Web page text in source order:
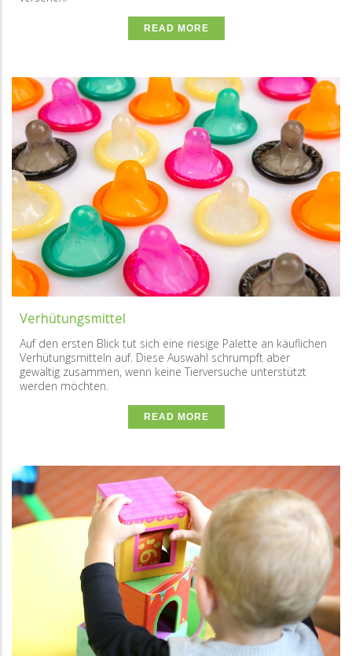
READ MORE
Verhütungsmittel
Auf den ersten Blick tut sich eine riesige Palette an käuflichen
Verhütungsmitteln auf. Diese Auswahl schrumpft aber
gewaltig zusammen, wenn keine Tierversuche unterstützt
werden möchten.
READ MORE